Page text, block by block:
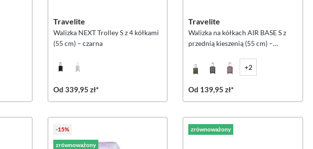
Travelite
Walizka NEXT Trolley S z 4 kółkami
(55 cm) – czarna
Od 339,95 zł*
Travelite
Walizka na kółkach AIR BASE S z
przednią kieszenią (55 cm) –
+2
Od 139,95 zł*
-15%
zrównoważony
zrównoważony